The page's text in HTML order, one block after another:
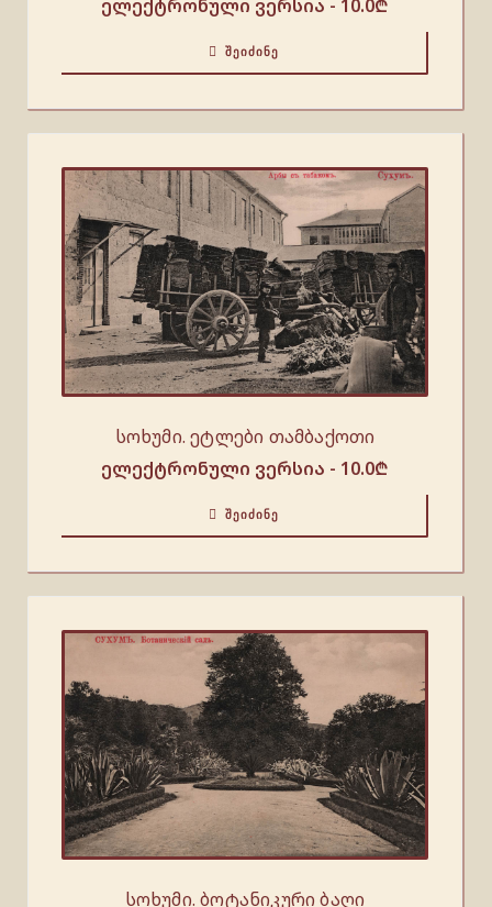
ელექტრონული ვერსია - 10.0₾
ᲨᲔᲘᲫᲘᲜᲔ
სოხუმი. ეტლები თამბაქოთი
ელექტრონული ვერსია - 10.0₾
ᲨᲔᲘᲫᲘᲜᲔ
სოხუმი. ბოტანიკური ბაღი